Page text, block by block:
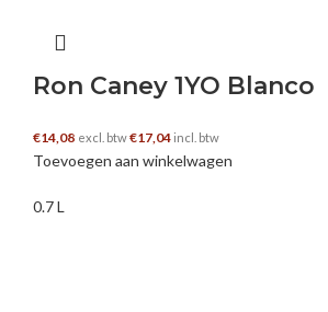
Ron Caney 1YO Blanco
€14,08 excl. btw€17,04 incl. btw
Toevoegen aan winkelwagen
0.7 L